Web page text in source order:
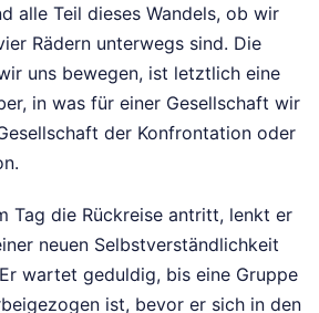
alle Teil dieses Wandels, ob wir
Rädern unterwegs sind. Die
uns bewegen, ist letztlich eine
in was für einer Gesellschaft wir
der Konfrontation oder
Tag die Rückreise antritt, lenkt er
neuen Selbstverständlichkeit
wartet geduldig, bis eine Gruppe
ist, bevor er sich in den